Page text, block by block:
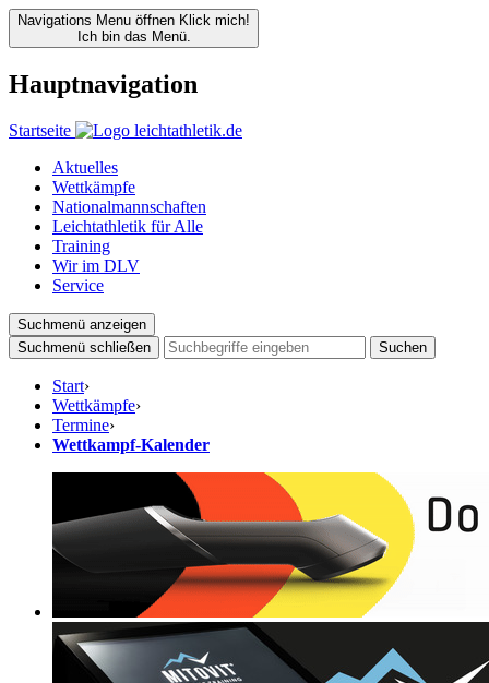
Navigations Menu öffnen Klick mich!
Ich bin das Menü.
Hauptnavigation
Startseite
Aktuelles
Wettkämpfe
Nationalmannschaften
Leichtathletik für Alle
Training
Wir im DLV
Service
Suchmenü anzeigen
Suchmenü schließen
Suchen
Start›
Wettkämpfe›
Termine›
Wettkampf-Kalender